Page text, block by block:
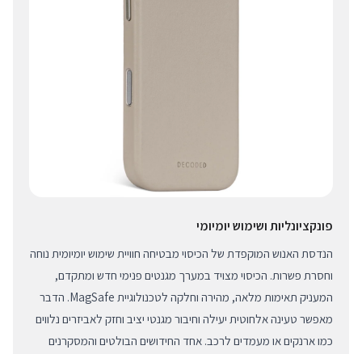
פונקציונליות ושימוש יומיומי
הנדסת האנוש המוקפדת של הכיסוי מבטיחה חוויית שימוש יומיומית נוחה
וחסרת פשרות. הכיסוי מצויד במערך מגנטים פנימי חדש ומתקדם,
המעניק תאימות מלאה, מהירה וחלקה לטכנולוגיית MagSafe. הדבר
מאפשר טעינה אלחוטית יעילה וחיבור מגנטי יציב וחזק לאביזרים נלווים
כמו ארנקים או מעמדים לרכב. אחד החידושים הבולטים והמסקרנים